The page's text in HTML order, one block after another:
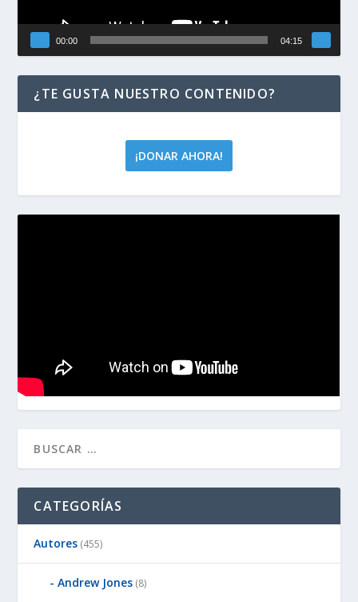
00:00 04:15
¿TE GUSTA NUESTRO CONTENIDO?
¡DONAR AHORA!
CATEGORÍAS
Autores (455)
Andrew Jones (8)